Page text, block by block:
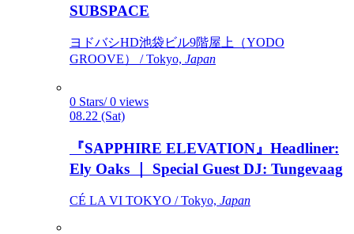
SUBSPACE
ヨドバシHD池袋ビル9階屋上（YODO
GROOVE） / Tokyo, Japan
0 Stars/ 0 views
08.22 (Sat)
『SAPPHIRE ELEVATION』Headliner:
Ely Oaks ｜ Special Guest DJ: Tungevaag
CÉ LA VI TOKYO / Tokyo, Japan